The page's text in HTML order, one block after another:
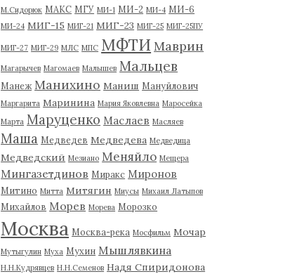
М.Сидорюк МАКС МГУ МИ-1 МИ-2 МИ-4 МИ-6
МИ-24 МИГ-15 МИГ-21 МИГ-23 МИГ-25 МИГ-25ПУ
МИГ-27 МИГ-29 МЛС МПС МФТИ Маврин
Магарычев Магомаев Малышев Мальцев
Манеж Манихино Маниш Мануйлович
Маргарита Маринина Мария Яковлевна Маросейка
Марта Маруценко Маслаев Масляев
Маша Медведев Медведева Медведица
Медведский Мезиано Меняйло Мещера
Мингазетдинов Миракс Миронов
Митино Митта Митягин Миусы Михаил Латыпов
Михайлов Морев Морева Морозко
Москва Москва-река Мосфильм Мочар
Мутыгулин Муха Мухин Мышлявкина
Н.Н.Кудрявцев Н.Н.Семенов Надя Спиридонова